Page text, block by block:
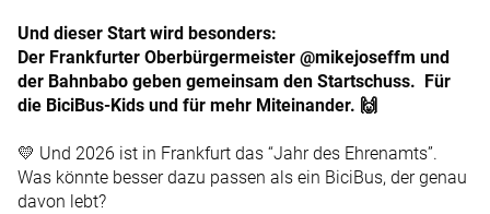
Und dieser Start wird besonders:
Der Frankfurter Oberbürgermeister @mikejoseffm und
der Bahnbabo geben gemeinsam den Startschuss. Für
die BiciBus-Kids und für mehr Miteinander. 🙌
💛 Und 2026 ist in Frankfurt das “Jahr des Ehrenamts”.
Was könnte besser dazu passen als ein BiciBus, der genau
davon lebt?